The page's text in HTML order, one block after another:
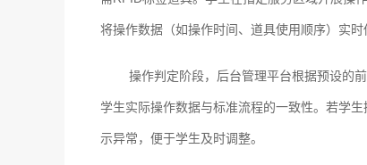
将操作数据（如操作时间、道具使用顺序）实时
操作判定阶段，后台管理平台根据预设的
学生实际操作数据与标准流程的一致性。若学
示异常，便于学生及时调整。